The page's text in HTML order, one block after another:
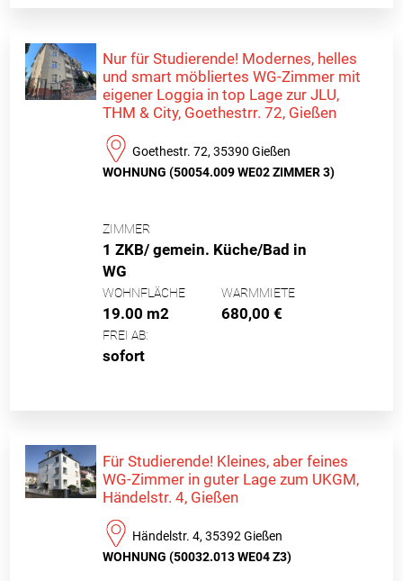
Nur für Studierende! Modernes, helles
und smart möbliertes WG-Zimmer mit
eigener Loggia in top Lage zur JLU,
THM & City, Goethestrr. 72, Gießen
Goethestr. 72, 35390 Gießen
WOHNUNG (50054.009 WE02 ZIMMER 3)
ZIMMER
1 ZKB/ gemein. Küche/Bad in
WG
WOHNFLÄCHE
19.00 m2
WARMMIETE
680,00 €
FREI AB:
sofort
Für Studierende! Kleines, aber feines
WG-Zimmer in guter Lage zum UKGM,
Händelstr. 4, Gießen
Händelstr. 4, 35392 Gießen
WOHNUNG (50032.013 WE04 Z3)